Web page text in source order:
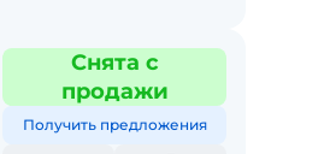
Снята с
продажи
Получить предложения